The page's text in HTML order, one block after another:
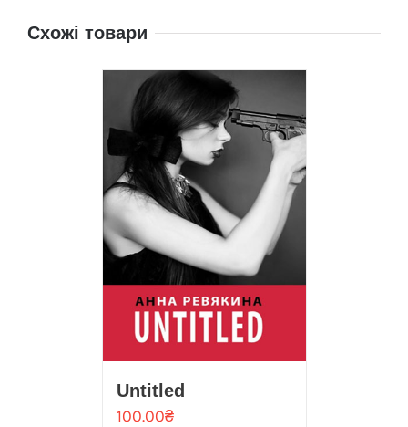
Схожі товари
Untitled
100.00₴